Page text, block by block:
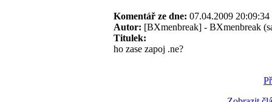
Komentář ze dne: 07.04.2009
Autor: [BXmenbreak] - BXmenbreak
Titulek:
ho zase zapoj .ne?